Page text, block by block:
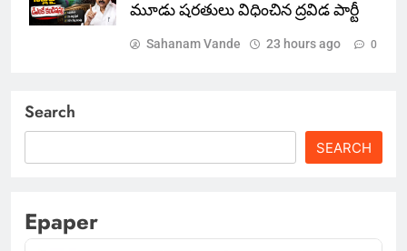
మూడు షరతులు విధించిన ద్రవిడ పార్టీ
Sahanam Vande 23 hours ago 0
Search
SEARCH
Epaper